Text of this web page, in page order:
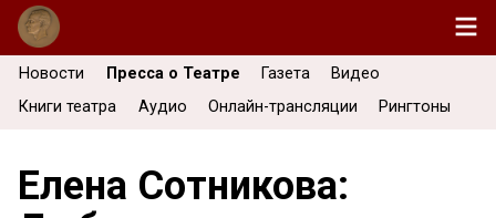
Новости Пресса о Театре Газета
Видео
Книги театра
Аудио Онлайн-трансляции Рингтоны
Елена Сотникова: